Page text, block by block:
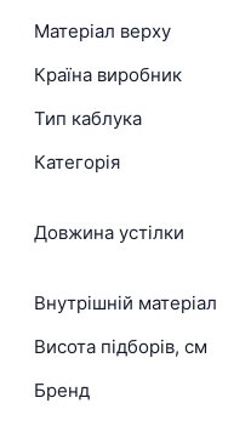
Матеріал верху
Країна виробник
Тип каблука
Категорія
Довжина устілки
Внутрішній матеріал
Висота підборів, см
Бренд